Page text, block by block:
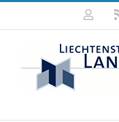
Zum
springen
Mein